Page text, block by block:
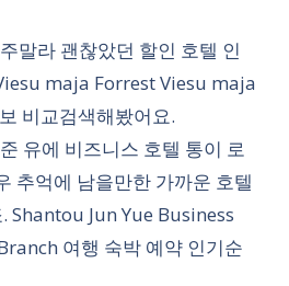
말라 괜찮았던 할인 호텔 인
maja Forrest Viesu maja
비교검색해봤어요.
유에 비즈니스 호텔 통이 로
추억에 남을만한 가까운 호텔
Shantou Jun Yue Business
여행 숙박 예약 인기순